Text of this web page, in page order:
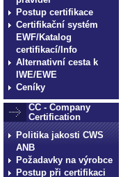
Postup certifikace
Certifikační systém
EWF/Katalog
certifikací/Info
Alternativní cesta k
IWE/EWE
Ceníky
CC - Company
Certification
Politika jakosti CWS
ANB
Požadavky na výrobce
Postup při certifikaci